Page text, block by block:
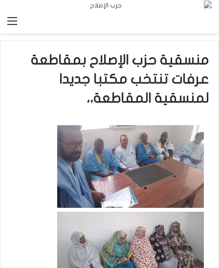
منسقية حزب الإصلاح بمقاطعة
عرفات تنتخب مكتبا جديدا
لمنسقية المقاطعة،،